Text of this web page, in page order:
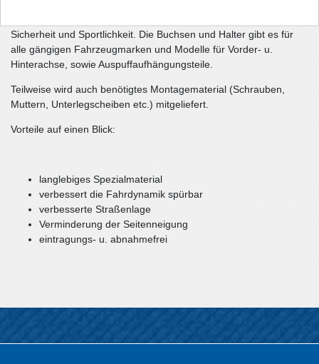
Sicherheit und Sportlichkeit. Die Buchsen und Halter gibt es für
alle gängigen Fahrzeugmarken und Modelle für Vorder- u.
Hinterachse, sowie Auspuffaufhängungsteile.
Teilweise wird auch benötigtes Montagematerial (Schrauben,
Muttern, Unterlegscheiben etc.) mitgeliefert.
Vorteile auf einen Blick:
langlebiges Spezialmaterial
verbessert die Fahrdynamik spürbar
verbesserte Straßenlage
Verminderung der Seitenneigung
eintragungs- u. abnahmefrei